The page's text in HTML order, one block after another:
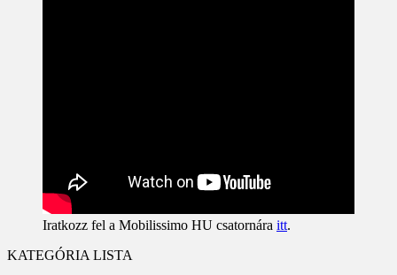
Iratkozz fel a Mobilissimo HU csatornára itt.
KATEGÓRIA LISTA